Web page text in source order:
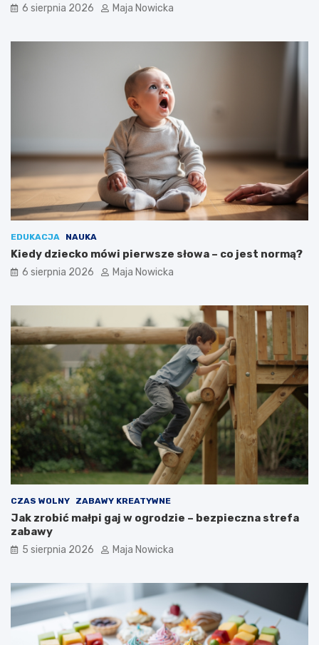
6 sierpnia 2026 Maja Nowicka
EDUKACJA NAUKA
Kiedy dziecko mówi pierwsze słowa – co jest normą?
6 sierpnia 2026 Maja Nowicka
CZAS WOLNY ZABAWY KREATYWNE
Jak zrobić małpi gaj w ogrodzie – bezpieczna strefa
zabawy
5 sierpnia 2026 Maja Nowicka